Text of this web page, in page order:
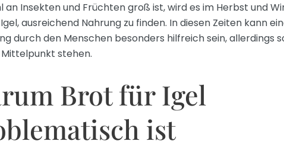
an Insekten und Früchten groß ist, wird es im Herbst und
ausreichend Nahrung zu finden. In diesen Zeiten kann
durch den Menschen besonders hilfreich sein, allerdings
stehen.
Brot für Igel
ist